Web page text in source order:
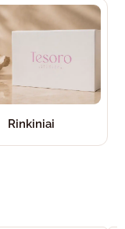
Rinkiniai